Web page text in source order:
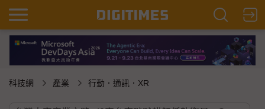
科技網 產業 行動．通訊．XR